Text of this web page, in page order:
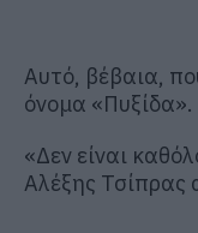
Αυτό, βέβαια,
όνομα «Πυξίδα».
«Δεν είναι
Αλέξης Τσίπρας